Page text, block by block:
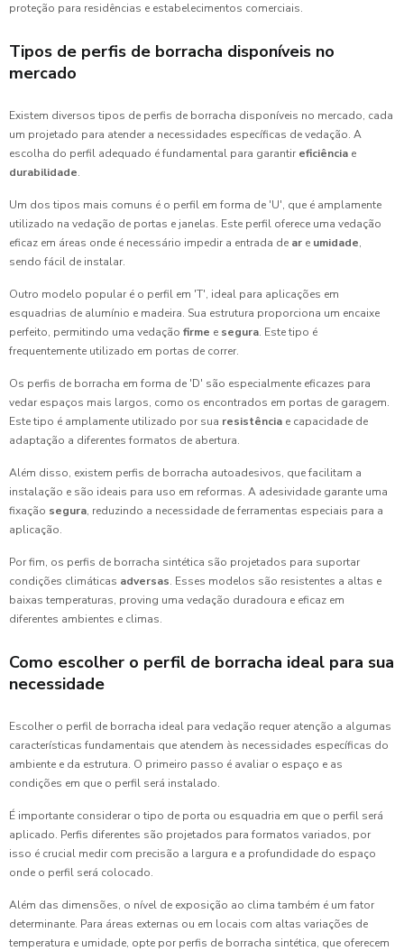
proteção para residências e estabelecimentos comerciais.
Tipos de perfis de borracha disponíveis no
mercado
Existem diversos tipos de perfis de borracha disponíveis no mercado, cada
um projetado para atender a necessidades específicas de vedação. A
escolha do perfil adequado é fundamental para garantir eficiência e
durabilidade.
Um dos tipos mais comuns é o perfil em forma de 'U', que é amplamente
utilizado na vedação de portas e janelas. Este perfil oferece uma vedação
eficaz em áreas onde é necessário impedir a entrada de ar e umidade,
sendo fácil de instalar.
Outro modelo popular é o perfil em 'T', ideal para aplicações em
esquadrias de alumínio e madeira. Sua estrutura proporciona um encaixe
perfeito, permitindo uma vedação firme e segura. Este tipo é
frequentemente utilizado em portas de correr.
Os perfis de borracha em forma de 'D' são especialmente eficazes para
vedar espaços mais largos, como os encontrados em portas de garagem.
Este tipo é amplamente utilizado por sua resistência e capacidade de
adaptação a diferentes formatos de abertura.
Além disso, existem perfis de borracha autoadesivos, que facilitam a
instalação e são ideais para uso em reformas. A adesividade garante uma
fixação segura, reduzindo a necessidade de ferramentas especiais para a
aplicação.
Por fim, os perfis de borracha sintética são projetados para suportar
condições climáticas adversas. Esses modelos são resistentes a altas e
baixas temperaturas, proving uma vedação duradoura e eficaz em
diferentes ambientes e climas.
Como escolher o perfil de borracha ideal para sua
necessidade
Escolher o perfil de borracha ideal para vedação requer atenção a algumas
características fundamentais que atendem às necessidades específicas do
ambiente e da estrutura. O primeiro passo é avaliar o espaço e as
condições em que o perfil será instalado.
É importante considerar o tipo de porta ou esquadria em que o perfil será
aplicado. Perfis diferentes são projetados para formatos variados, por
isso é crucial medir com precisão a largura e a profundidade do espaço
onde o perfil será colocado.
Além das dimensões, o nível de exposição ao clima também é um fator
determinante. Para áreas externas ou em locais com altas variações de
temperatura e umidade, opte por perfis de borracha sintética, que oferecem